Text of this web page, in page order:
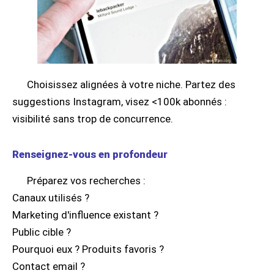
Choisissez alignées à votre niche. Partez des
suggestions Instagram, visez <100k abonnés :
visibilité sans trop de concurrence.
Renseignez-vous en profondeur
Préparez vos recherches :
Canaux utilisés ?
Marketing d'influence existant ?
Public cible ?
Pourquoi eux ? Produits favoris ?
Contact email ?